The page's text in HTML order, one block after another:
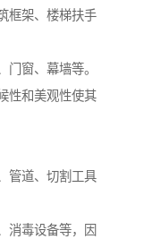
框架、楼梯扶手
窗、幕墙等。
性和美观性使其
管道、切割工具
消毒设备等，因